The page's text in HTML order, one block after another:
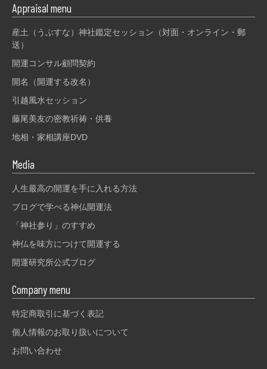
Appraisal menu
産土（うぶすな）神社鑑定セッション（対面・オンライン・郵
送）
開運コンサル顧問契約
開名（開運する改名）
引越風水セッション
藤尾美友の密教祈祷・供養
地相・家相講座DVD
Media
人生最高の開運を手に入れる方法
ブログで学べる神仏開運法
「神社参り」のすすめ
神仏を味方につけて開運する
開運研究所公式ブログ
Company menu
特定商取引に基づく表記
個人情報のお取り扱いについて
お問い合わせ